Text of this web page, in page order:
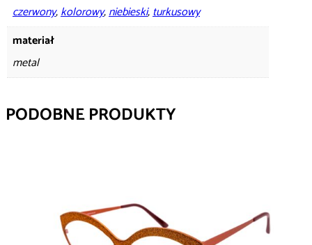
czerwony,kolorowy,niebieski,turkusowy
materiał
metal
PODOBNE PRODUKTY